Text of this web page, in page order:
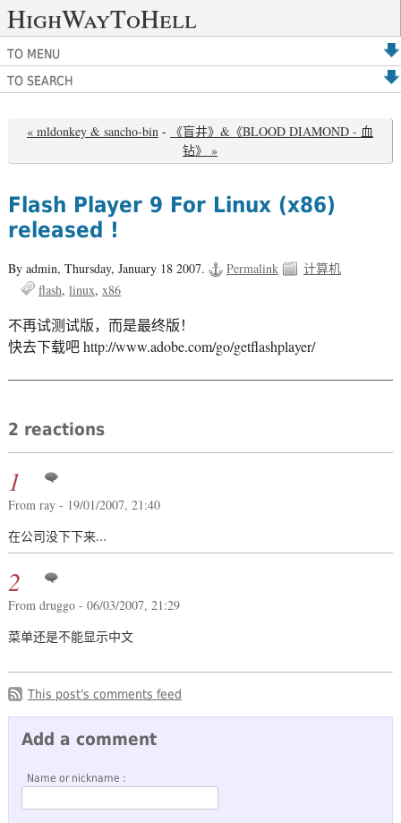
HighWayToHell
TO MENU
TO SEARCH
« mldonkey & sancho-bin -
《盲井》&《BLOOD DIAMOND - 血
钻》 »
Flash Player 9 For Linux (x86)
released !
By admin, Thursday, January 18 2007. Permalink
计算机
flash linux x86
不再试测试版，而是最终版！
快去下载吧 http://www.adobe.com/go/getflashplayer/
2 reactions
1
From ray - 19/01/2007, 21:40
在公司没下下来...
2
From druggo - 06/03/2007, 21:29
菜单还是不能显示中文
This post's comments feed
Add a comment
Name or nickname :